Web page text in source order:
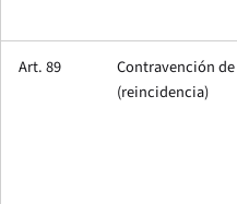
Art. 89
Contravención
(reincidencia)